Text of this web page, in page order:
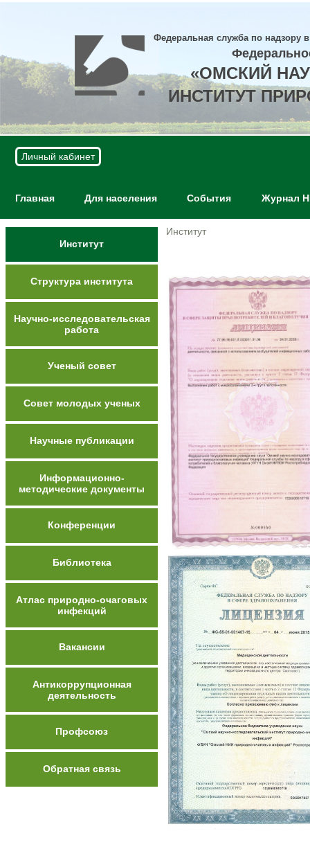
Федеральная служба по надзору
«ОМСКИЙ
ИНСТИТУТ
Личный кабинет
Главная Для населения События Журнал
Институт
Структура института
Научно-исследовательская
работа
Ученый совет
Совет молодых ученых
Научные публикации
Информационно-
методические документы
Конференции
Библиотека
Атлас природно-очаговых
инфекций
Вакансии
Антикоррупционная
деятельность
Профсоюз
Обратная связь
Институт